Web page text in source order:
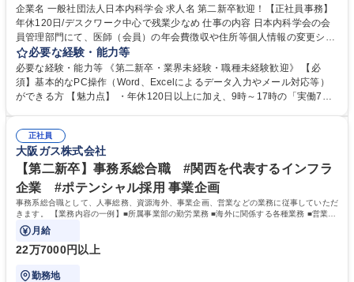
企業名 一般社団法人日本内科学会 求人名 第二新卒歓迎！【正社員事務】
年休120日/デスクワーク中心で残業少なめ 仕事の内容 日本内科学会の会
員管理部門にて、医師（会員）の年会費徴収や住所等個人情報の変更シス
テム入力、電話・FAX対応をお任せします。将来的には、各種委員会の運
営事務局業務などにも幅広く携わっていただきます。 【会員管理・データ
入力業務】 ・医師（会員）の住所変更、個人情報のシステム登録・更新
・年会費の徴収管理や入金データの照合確認 【問い合わせ対応】 ・会員
年休120日/デスクワーク中心で残業少なめ
必要な経験・能力等
必要な経験・能力等 《第二新卒・業界未経験・職種未経験歓迎》 【必
須】基本的なPC操作（Word、Excelによるデータ入力やメール対応等）
ができる方 【魅力点】 ・年休120日以上に加え、9時～17時の「実働7時
整、資料作成、当日の運営サポート 学歴・資格 学歴：大学院 大学 語学
力： 資格：
正社員
大阪ガス株式会社
【第二新卒】事務系総合職 #関西を代表するインフラ
企業 #ポテンシャル採用 事業企画
事務系総合職として、人事総務、資源海外、事業企画、営業などの業務に従事していただ
きます。 【業務内容の一例】■所属事業部の勤労業務 ■海外に関係する各種業務 ■営業部
門の企画スタッフ、ルート営業
月給
22万7000円以上
勤務地